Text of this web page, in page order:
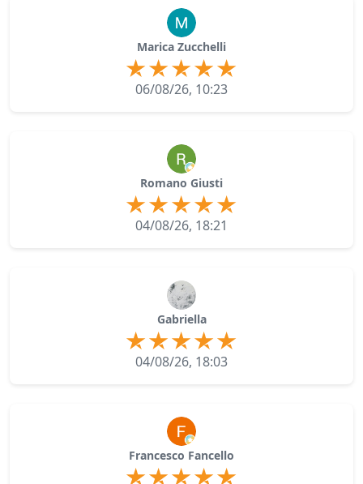
Marica Zucchelli
06/08/26, 10:23
Romano Giusti
04/08/26, 18:21
Gabriella
04/08/26, 18:03
Francesco Fancello